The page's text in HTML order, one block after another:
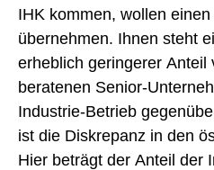
IHK kommen, wollen
übernehmen. Ihnen steht
erheblich geringerer Anteil
beratenen Senior-
Industrie-Betrieb
ist die Diskrepanz in den
Hier beträgt der Anteil der